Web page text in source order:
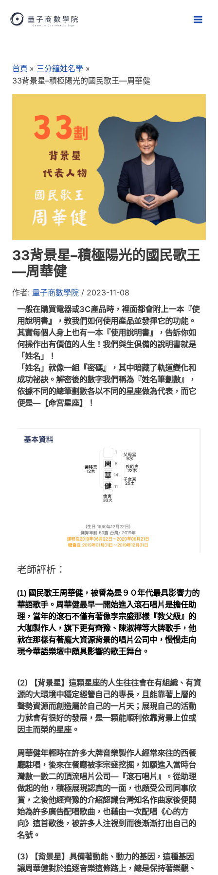
首頁
三分鐘姓名學
33背景星–積極陽光的國民歌王—周華健
33背景星–積極陽光的國民歌王
—周華健
作者: 量子商數學院 / 2023-11-08
一般在購買電器或3C產品時，裡面都會附上一本『使
用說明書』，教我們如何使用產品並發揮它的功能。
其實每個人身上也有一本『使用說明書』，告訴你如
何操作出有價值的人生！我們與生俱備的說明書就是
「姓名」！
「姓名」就像一組『密碼』，其中暗藏了軌道變化和
成功祕訣。解密後的數字我們稱為『姓名筆劃數』，
依據不同的總筆劃數各以不同的星座做為代表，而它
便是—【命宮星座】！
老師評析：
(1) 國民歌王周華健，被譽為是９０年代最具影響力的
華語歌手。周華健最早一開始進入滾石唱片是擔任助
理，當年的滾石不僅有著像李宗盛那樣『教父級』的
大咖製作人，旗下更有齊豫、陳淑樺等大牌歌手，他
就在那樣有著龐大資源背景的唱片公司中，慢慢走向
現今華語樂壇中頗具影響的歌王舞台。
(2) 【背景星】這顆星座的人生往往會在有組織、有資
源的大環境中穩定經營自己的專長，且能靠著上層的
聲勢資源而創造屬於自己的一片天；展現自己的活動
力就會有很好的發展，是一顆能順利依靠背景上位或
因主而榮的星座。
周華健年輕時在許多大牌音樂製作人經常來往的西餐
廳駐唱，後來在餐廳被李宗盛挖掘，如願進入當時台
灣數一數二的頂流唱片公司—『滾石唱片』。從助理
做起的他，積極展現認真的一面，也頗受公司同事欣
賞，之後他經齊豫的介紹認識台灣知名作曲家後便開
始為許多廣告配唱歌曲，也藉由一次配唱《心的方
向》這首歌後，被許多人注視到而後漸漸打出自己的
名號。
(3) 【背景星】具備著動能、動力的基因，這種基因
讓周華健對於追逐音樂這條路上，總是保持著樂觀、